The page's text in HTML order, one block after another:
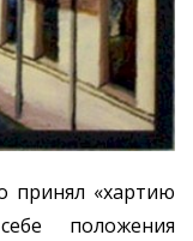
принял «хартию
положения